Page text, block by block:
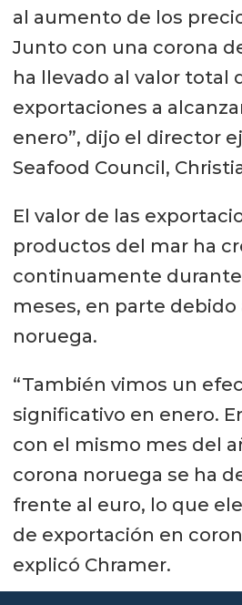
al aumento de los
Junto con una corona
ha llevado al valor total
exportaciones a
enero”, dijo el director
Seafood Council,
El valor de las
productos del mar ha
continuamente
meses, en parte debido
noruega.
“También vimos un
significativo en enero.
con el mismo mes del
corona noruega se ha
frente al euro, lo que
de exportación en
explicó Chramer.